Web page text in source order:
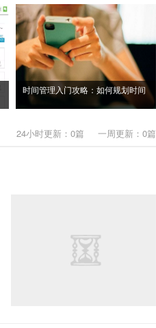
时间管理入门攻略：如何规划时间
24小时更新：0篇 一周更新：0篇